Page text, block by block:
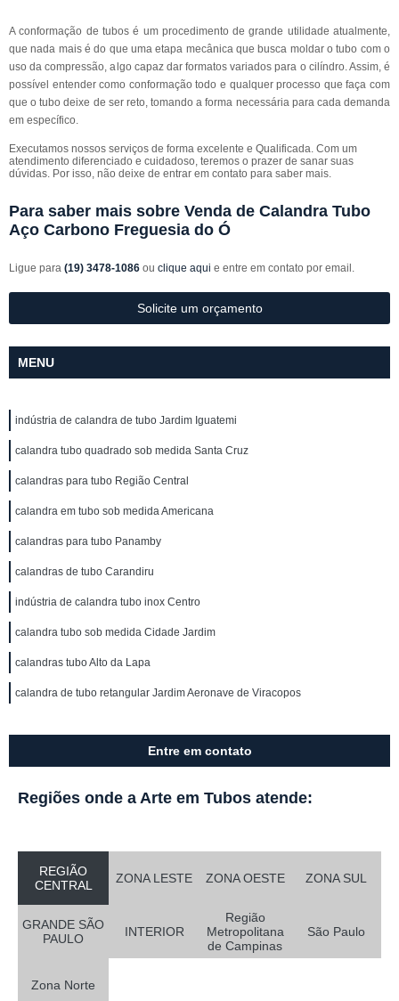
A conformação de tubos é um procedimento de grande utilidade atualmente,
que nada mais é do que uma etapa mecânica que busca moldar o tubo com o
uso da compressão, algo capaz dar formatos variados para o cilíndro. Assim, é
possível entender como conformação todo e qualquer processo que faça com
que o tubo deixe de ser reto, tomando a forma necessária para cada demanda
em específico.
Executamos nossos serviços de forma excelente e Qualificada. Com um
atendimento diferenciado e cuidadoso, teremos o prazer de sanar suas
dúvidas. Por isso, não deixe de entrar em contato para saber mais.
Para saber mais sobre Venda de Calandra Tubo
Aço Carbono Freguesia do Ó
Ligue para (19) 3478-1086 ou clique aqui e entre em contato por email.
Solicite um orçamento
MENU
indústria de calandra de tubo Jardim Iguatemi
calandra tubo quadrado sob medida Santa Cruz
calandras para tubo Região Central
calandra em tubo sob medida Americana
calandras para tubo Panamby
calandras de tubo Carandiru
indústria de calandra tubo inox Centro
calandra tubo sob medida Cidade Jardim
calandras tubo Alto da Lapa
calandra de tubo retangular Jardim Aeronave de Viracopos
Entre em contato
Regiões onde a Arte em Tubos atende:
REGIÃO
CENTRAL
ZONA LESTE ZONA OESTE ZONA SUL
GRANDE SÃO
PAULO
INTERIOR
Região
Metropolitana
de Campinas
São Paulo
Zona Norte